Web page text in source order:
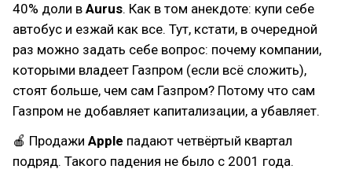
40% доли в Aurus. Как в том анекдоте: купи себе
автобус и езжай как все. Тут, кстати, в очередной
раз можно задать себе вопрос: почему компании,
которыми владеет Газпром (если всё сложить),
стоят больше, чем сам Газпром? Потому что сам
Газпром не добавляет капитализации, а убавляет.
🍎 Продажи Apple падают четвёртый квартал
подряд. Такого падения не было с 2001 года.